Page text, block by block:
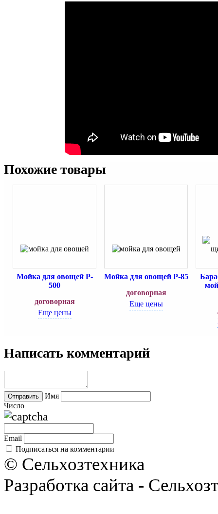
Похожие товары
Мойка для овощей P-
500
договорная
Еще цены
Мойка для овощей P-85
договорная
Еще цены
Написать комментарий
Имя
Число
Email
Подписаться на комментарии
© Сельхозтехника
Разработка сайта -